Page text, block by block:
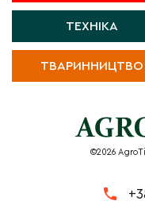
ТЕХНІКА
ТВАРИННИЦТВО
©2026